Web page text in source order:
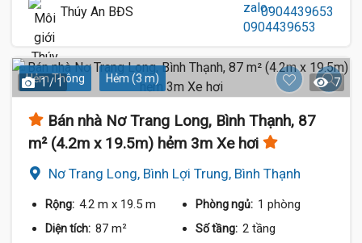
Thúy An BĐS 0904439653
Hẻm Thông Hẻm (3 m)
1 / 1 7
Bán nhà Nơ Trang Long, Bình Thạnh, 87
m² (4.2m x 19.5m) hẻm 3m Xe hơi
Nơ Trang Long, Bình Lợi Trung, Bình Thạnh
Rộng: 4.2 m x 19.5 m Phòng ngủ: 1 phòng
Diện tích: 87 m² Số tầng: 2 tầng